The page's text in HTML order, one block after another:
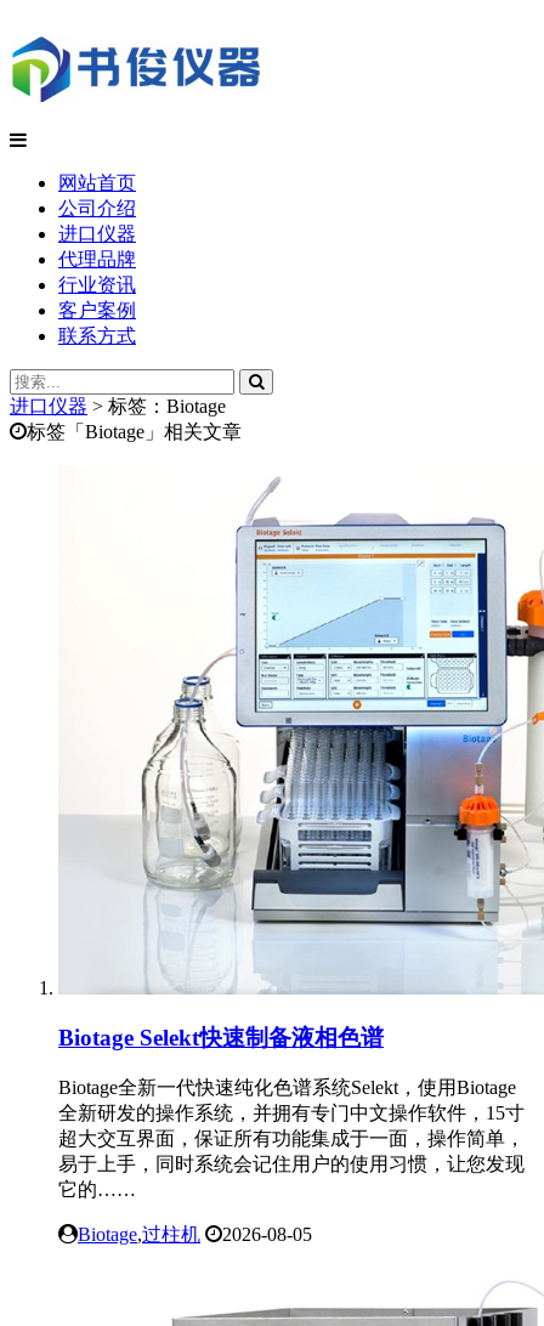
网站首页
公司介绍
进口仪器
代理品牌
行业资讯
客户案例
联系方式
进口仪器 > 标签：Biotage
标签「Biotage」相关文章
Biotage Selekt快速制备液相色谱
Biotage全新一代快速纯化色谱系统Selekt，使用Biotage
全新研发的操作系统，并拥有专门中文操作软件，15寸
超大交互界面，保证所有功能集成于一面，操作简单，
易于上手，同时系统会记住用户的使用习惯，让您发现
它的……
Biotage,过柱机 2026-08-05